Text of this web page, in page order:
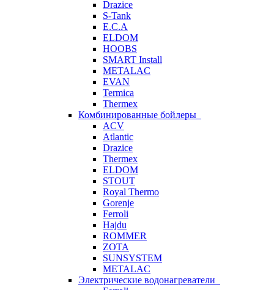
Drazice
S-Tank
E.C.A
ELDOM
HOOBS
SMART Install
METALAC
EVAN
Termica
Thermex
Комбинированные бойлеры
ACV
Atlantic
Drazice
Thermex
ELDOM
STOUT
Royal Thermo
Gorenje
Ferroli
Hajdu
ROMMER
ZOTA
SUNSYSTEM
METALAC
Электрические водонагреватели